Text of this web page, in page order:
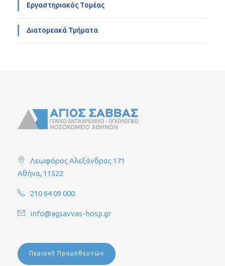
Εργαστηριακός Τομέας
Διατομεακά Τμήματα
Λεωφόρος Αλεξάνδρας 171
Αθήνα, 11522
210 64 09 000
info@agsavvas-hosp.gr
Περιοχή Προμηθευτών